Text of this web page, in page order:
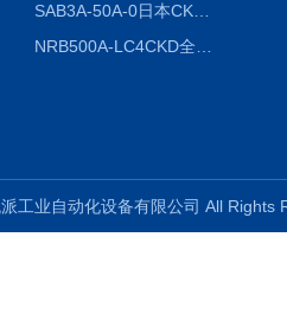
SAB3A-50A-0日本CKD全国授权代理
派工业自动化设备有限公司 All